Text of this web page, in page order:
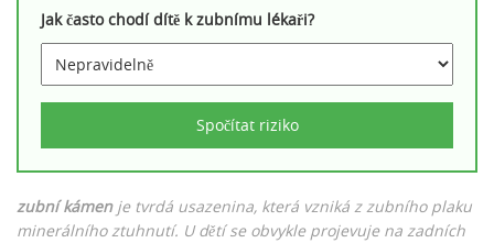
Jak často chodí dítě k zubnímu lékaři?
Spočítat riziko
zubní kámenje tvrdá usazenina, která vzniká zzubního plaku
minerálního ztuhnutí. U dětí se obvykle projevuje na zadních